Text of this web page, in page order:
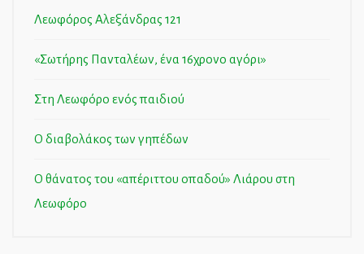
Λεωφόρος Αλεξάνδρας 121
«Σωτήρης Πανταλέων, ένα 16χρονο αγόρι»
Στη Λεωφόρο ενός παιδιού
Ο διαβολάκος των γηπέδων
Ο θάνατος του «απέριττου οπαδού» Λιάρου στη
Λεωφόρο